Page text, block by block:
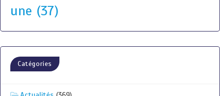
une (37)
Catégories